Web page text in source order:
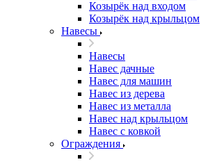
Козырёк над входом
Козырёк над крыльцом
Навесы
Навесы
Навес дачные
Навес для машин
Навес из дерева
Навес из металла
Навес над крыльцом
Навес с ковкой
Ограждения